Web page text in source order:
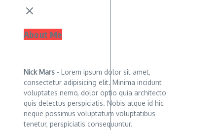
About Me
Nick Mars - Lorem ipsum dolor sit amet,
consectetur adipisicing elit. Minima incidunt
voluptates nemo, dolor optio quia architecto
quis delectus perspiciatis. Nobis atque id hic
neque possimus voluptatum voluptatibus
tenetur, perspiciatis consequuntur.